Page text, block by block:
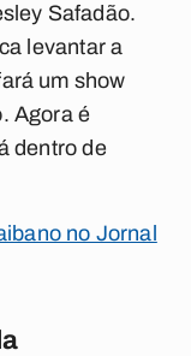
Safadão.
levantar a
um show
Agora é
dentro de
no Jornal